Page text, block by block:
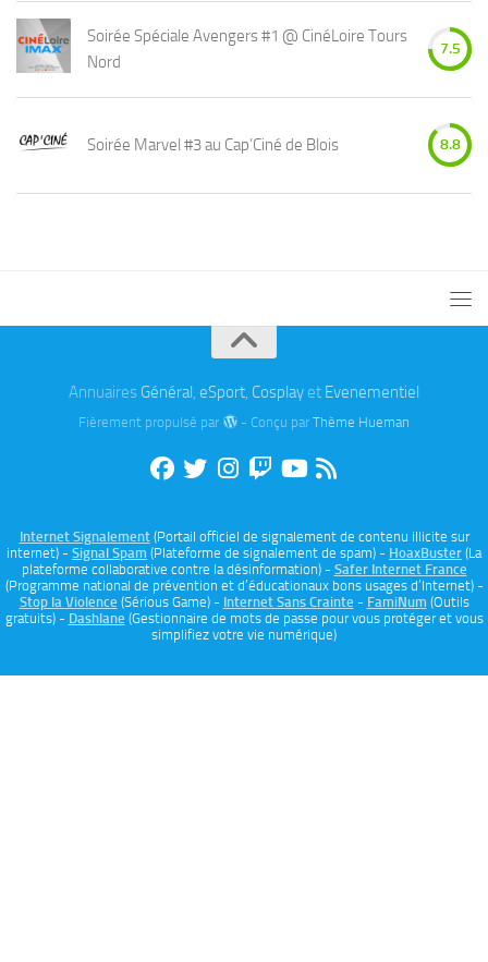
Soirée Spéciale Avengers #1 @ CinéLoire Tours
Nord
7.5
Soirée Marvel #3 au Cap’Ciné de Blois 8.8
Annuaires Général, eSport, Cosplay et Evenementiel
Fièrement propulsé par - Conçu par Thème Hueman
Internet Signalement(Portail officiel de signalement de contenu illicite sur
internet) - Signal Spam (Plateforme de signalement de spam) - HoaxBuster (La
plateforme collaborative contre la désinformation) - Safer Internet France
(Programme national de prévention et d’éducationaux bons usages d’Internet) -
Stop la Violence (Sérious Game) - Internet Sans Crainte - FamiNum (Outils
gratuits) - Dashlane (Gestionnaire de mots de passe pour vous protéger et vous
simplifiez votre vie numérique)